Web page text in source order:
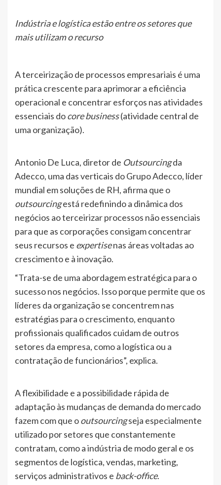
Indústria e logística estão entre os setores que
mais utilizam o recurso
A terceirização de processos empresariais é uma
prática crescente para aprimorar a eficiência
operacional e concentrar esforços nas atividades
essenciais docore business(atividade central de
uma organização).
Antonio De Luca, diretor de Outsourcingda
Adecco, uma das verticais do Grupo Adecco, líder
mundial em soluções de RH, afirma que o
outsourcingestá redefinindo a dinâmica dos
negócios ao terceirizar processos não essenciais
para que as corporações consigam concentrar
seus recursos e expertisenas áreas voltadas ao
crescimento e à inovação.
“Trata-se de uma abordagem estratégica para o
sucesso nos negócios. Isso porque permite que os
líderes da organização se concentrem nas
estratégias para o crescimento, enquanto
profissionais qualificados cuidam de outros
setores da empresa, como a logística ou a
contratação de funcionários”, explica.
A flexibilidade e a possibilidade rápida de
adaptação às mudanças de demanda do mercado
fazem com que ooutsourcingseja especialmente
utilizado por setores que constantemente
contratam, como a indústria de modo geral e os
segmentos de logística, vendas, marketing,
serviços administrativos e back-office.